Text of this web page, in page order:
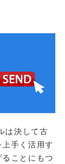
は決して古
手く活用す
ことにもつ